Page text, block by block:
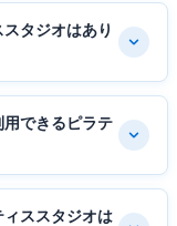
タジオはあり
できるピラテ
ススタジオは